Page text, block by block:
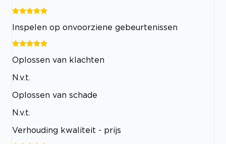
Inspelen op onvoorziene gebeurtenissen
Oplossen van klachten
N.v.t.
Oplossen van schade
N.v.t.
Verhouding kwaliteit - prijs